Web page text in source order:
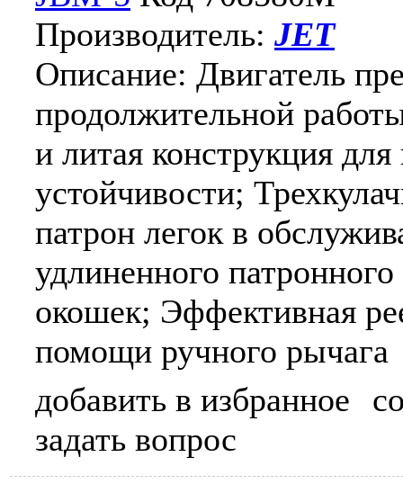
Производитель: JET
Описание: Двигатель
продолжительной
и литая конструкция
устойчивости;
патрон легок в
удлиненного
окошек; Эффективная
помощи ручного рычага
добавить в избранное
задать вопрос